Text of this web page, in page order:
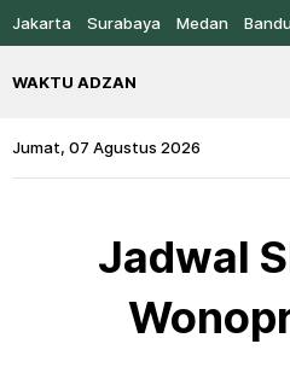
Jakarta Surabaya Medan
WAKTU ADZAN
Jumat, 07 Agustus 2026
Jadwal